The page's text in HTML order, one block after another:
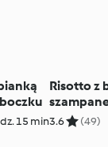
15 min
Risotto z
3.6 (49)